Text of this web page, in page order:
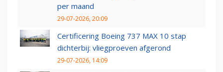
per maand
29-07-2026, 20:09
Certificering Boeing 737 MAX 10 stap
dichterbij: vliegproeven afgerond
29-07-2026, 14:09